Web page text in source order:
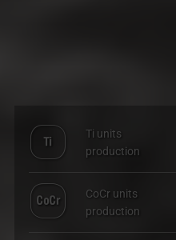
Ti units
production
CoCr units
production